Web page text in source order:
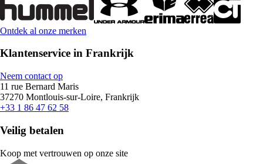
Ontdek al onze merken
Klantenservice in Frankrijk
Neem contact op
11 rue Bernard Maris
37270 Montlouis-sur-Loire, Frankrijk
+33 1 86 47 62 58
Veilig betalen
Koop met vertrouwen op onze site